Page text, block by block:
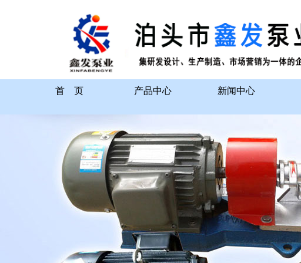
首 页 产品中心 新闻中心